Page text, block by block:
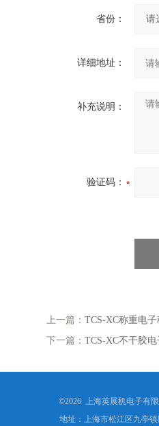
省份：
详细地址：
补充说明：
验证码：
上一篇： TCS-XC称重电
下一篇： TCS-XC不干胶
©2026 上海英展机电子有
地址：上海市松江区九亭镇